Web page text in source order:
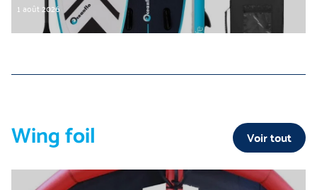
1 août 2026
Wing foil Voir tout